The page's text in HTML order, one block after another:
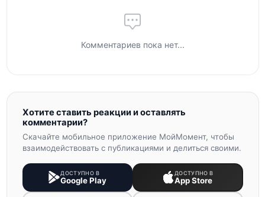
Комментариев пока нет...
Хотите ставить реакции и оставлять
комментарии?
Скачайте мобильное приложение МойМомент, чтобы
взаимодействовать с публикациями и делиться своими.
ДОСТУПНО В
Google Play
ДОСТУПНО В
App Store